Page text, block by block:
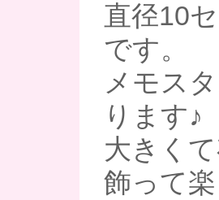
直径10
です。
メモス
ります♪
大きく
飾って